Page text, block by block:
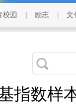
校园 励志 文
指数样